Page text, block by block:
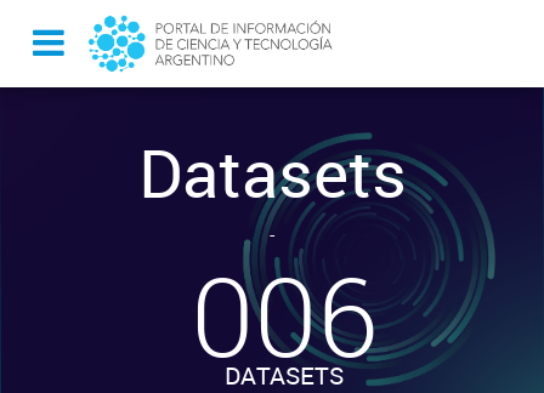
Datasets
-
006
DATASETS